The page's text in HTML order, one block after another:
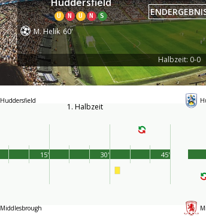
U N U N S
M. Helik 60'
Halbzeit: 0-0
Huddersfield
1. Halbzeit
Middlesbrough
45'
15' 30'